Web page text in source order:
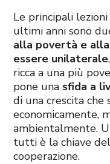
Le principali
ultimi anni sono
alla povertà e
essere unilaterale
ricca a una più
pone una sfida a
di una crescita che
economicamente,
ambientalmente.
tutti è la chiave
cooperazione.